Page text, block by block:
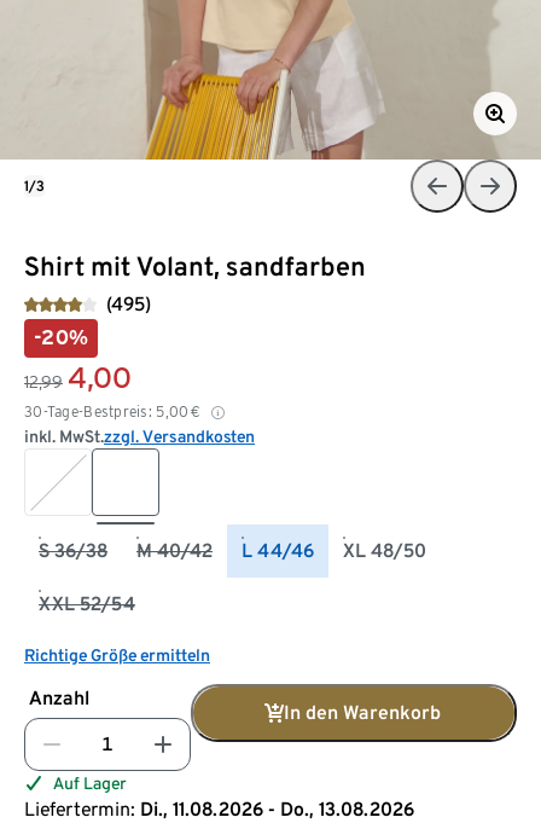
Shirt mit Volant, sandfarben
(495)
-20%
12,99 4,00
30-Tage-Bestpreis: 5,00 €
inkl. MwSt.zzgl. Versandkosten
S 36/38 M 40/42 L 44/46 XL 48/50
XXL 52/54
Richtige Größe ermitteln
Anzahl
In den Warenkorb
Auf Lager
Liefertermin: Di., 11.08.2026 - Do., 13.08.2026
1/3